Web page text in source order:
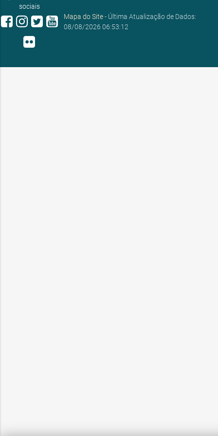
sociais
Mapa do Site- Última Atualização de Dados:
08/08/2026 06:53:12